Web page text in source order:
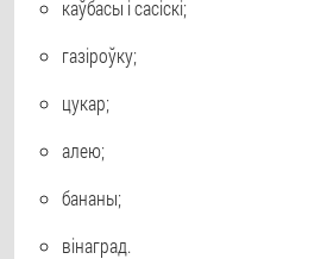
каўбасы і сасіскі;
газіроўку;
цукар;
алею;
бананы;
вінаград.